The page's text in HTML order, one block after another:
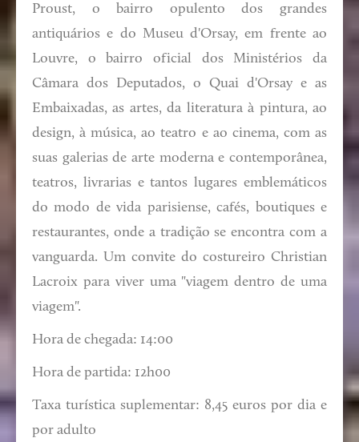
Proust, o bairro opulento dos grandes
antiquários e do Museu d'Orsay, em frente ao
Louvre, o bairro oficial dos Ministérios da
Câmara dos Deputados, o Quai d'Orsay e as
Embaixadas, as artes, da literatura à pintura, ao
design, à música, ao teatro e ao cinema, com as
suas galerias de arte moderna e contemporânea,
teatros, livrarias e tantos lugares emblemáticos
do modo de vida parisiense, cafés, boutiques e
restaurantes, onde a tradição se encontra com a
vanguarda. Um convite do costureiro Christian
Lacroix para viver uma "viagem dentro de uma
viagem".
Hora de chegada: 14:00
Hora de partida: 12h00
Taxa turística suplementar: 8,45 euros por dia e
por adulto